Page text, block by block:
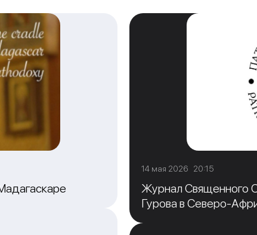
14 мая 2026 20:15
Журнал Священного
Гурова в Северо-